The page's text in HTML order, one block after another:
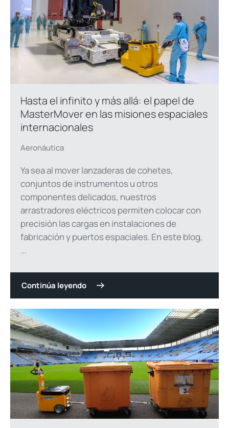
Hasta el infinito y más allá: el papel de
MasterMover en las misiones espaciales
internacionales
Aeronáutica
Ya sea al mover lanzaderas de cohetes,
conjuntos de instrumentos u otros
componentes delicados, nuestros
arrastradores eléctricos permiten colocar con
precisión las cargas en instalaciones de
fabricación y puertos espaciales. En este blog,
...
Continúa leyendo